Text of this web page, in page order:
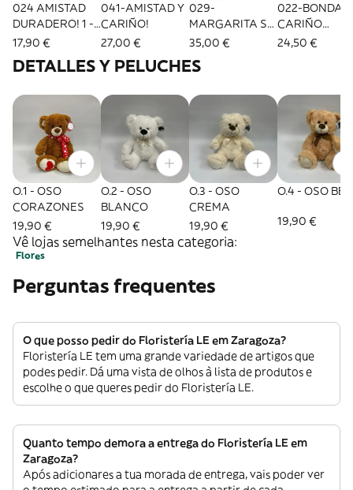
024 AMISTAD
DURADERO! 1 -
ROSA
17,90 €
041-AMISTAD Y
CARIÑO!
27,00 €
029-
MARGARITA S
PARA TI
35,00 €
022-BONDAD
CARIÑO
JUNTOS-3
24,50 €
DETALLES Y PELUCHES
O.1 - OSO
CORAZONES
19,90 €
O.2 - OSO
BLANCO
19,90 €
O.3 - OSO
CREMA
19,90 €
O.4 - OSO
19,90 €
Vê lojas semelhantes nesta categoria:
Flores
Perguntas frequentes
O que posso pedir do Floristería LE em Zaragoza?
Floristería LE tem uma grande variedade de artigos que
podes pedir. Dá uma vista de olhos à lista de produtos e
escolhe o que queres pedir do Floristería LE.
Quanto tempo demora a entrega do Floristería LE em
Zaragoza?
Após adicionares a tua morada de entrega, vais poder ver